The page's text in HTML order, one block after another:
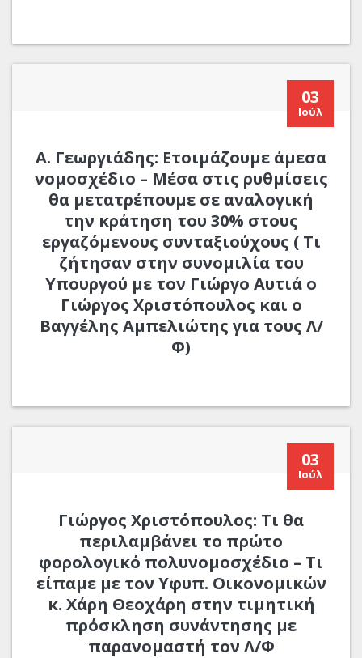
03
Ιούλ
Α. Γεωργιάδης: Ετοιμάζουμε άμεσα
νομοσχέδιο – Μέσα στις ρυθμίσεις
θα μετατρέπουμε σε αναλογική
την κράτηση του 30% στους
εργαζόμενους συνταξιούχους ( Τι
ζήτησαν στην συνομιλία του
Υπουργού με τον Γιώργο Αυτιά ο
Γιώργος Χριστόπουλος και ο
Βαγγέλης Αμπελιώτης για τους Λ/
Φ)
03
Ιούλ
Γιώργος Χριστόπουλος: Τι θα
περιλαμβάνει το πρώτο
φορολογικό πολυνομοσχέδιο – Τι
είπαμε με τον Υφυπ. Οικονομικών
κ. Χάρη Θεοχάρη στην τιμητική
πρόσκληση συνάντησης με
παρανομαστή τον Λ/Φ